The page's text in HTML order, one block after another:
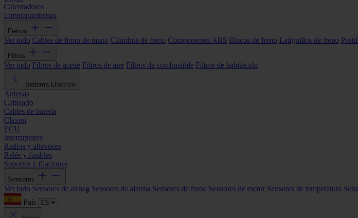
Calentadores
Limpiaparabrisas
Frenos
Ver todo Cables de freno de mano Cilindros de freno Componentes ABS Discos de freno Latiguillos de freno
Filtros
Ver todo Filtros de aceite Filtros de aire Filtros de combustible Filtros de habitáculo
Sistema Eléctrico
Antenas
Cableado
Cables de batería
Claxon
ECU
Interruptores
Radios y altavoces
Relés y fusibles
Soportes y fijaciones
Sensores
Ver todo Sensores de airbag Sensores de alarma Sensores de freno Sensores de motor Sensores de temperatura
País